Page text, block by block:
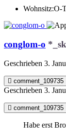
Wohnsitz:O-
conglom-o
Geschrieben 3.
comment_109735
Geschrieben 3.
comment_109735
Habe erst